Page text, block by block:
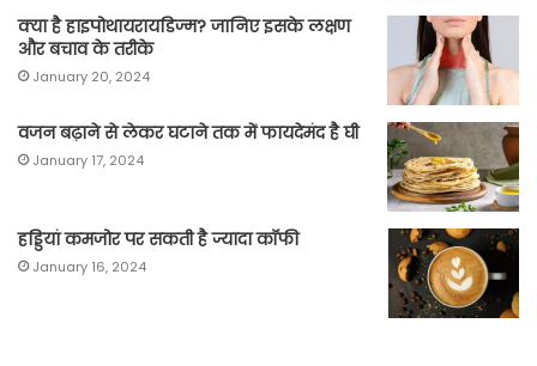
क्या है हाइपोथायरायडिज्म? जानिए इसके लक्षण
और बचाव के तरीके
January 20, 2024
वजन बढ़ाने से लेकर घटाने तक में फायदेमंद है घी
January 17, 2024
हड्डियां कमजोर पर सकती है ज्यादा कॉफी
January 16, 2024